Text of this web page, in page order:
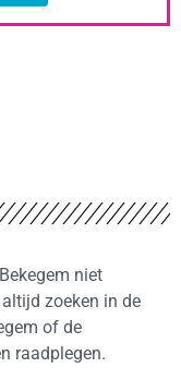
niet
zoeken in de
of de
raadplegen.